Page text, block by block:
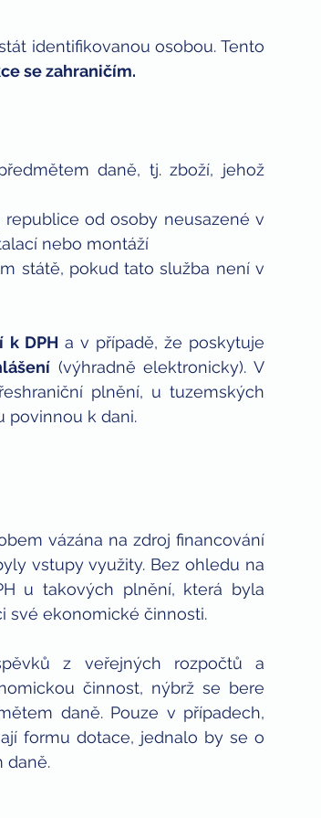
identifikovanou osobou. Tento
se zahraničím.
daně, tj. zboží, jehož
od osoby neusazené v
nebo montáží
státě, pokud tato služba není v
k DPH a v případě, že poskytuje
(výhradně elektronicky). V
plnění, u tuzemských
povinnou k dani.
vázána na zdroj financování
vstupy využity. Bez ohledu na
u takových plnění, která byla
své ekonomické činnosti.
z veřejných rozpočtů a
činnost, nýbrž se bere
daně. Pouze v případech,
formu dotace, jednalo by se o
daně.